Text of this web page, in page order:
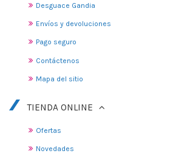
Desguace Gandia
Envíos y devoluciones
Pago seguro
Contáctenos
Mapa del sitio
TIENDA ONLINE
Ofertas
Novedades